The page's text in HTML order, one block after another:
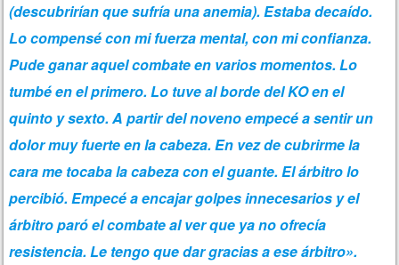
(descubrirían que sufría una anemia). Estaba decaído.
Lo compensé con mi fuerza mental, con mi confianza.
Pude ganar aquel combate en varios momentos. Lo
tumbé en el primero. Lo tuve al borde del KO en el
quinto y sexto. A partir del noveno empecé a sentir un
dolor muy fuerte en la cabeza. En vez de cubrirme la
cara me tocaba la cabeza con el guante. El árbitro lo
percibió. Empecé a encajar golpes innecesarios y el
árbitro paró el combate al ver que ya no ofrecía
resistencia. Le tengo que dar gracias a ese árbitro».